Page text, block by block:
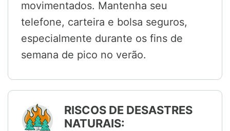
movimentados. Mantenha seu
telefone, carteira e bolsa seguros,
especialmente durante os fins de
semana de pico no verão.
RISCOS DE DESASTRES
NATURAIS: